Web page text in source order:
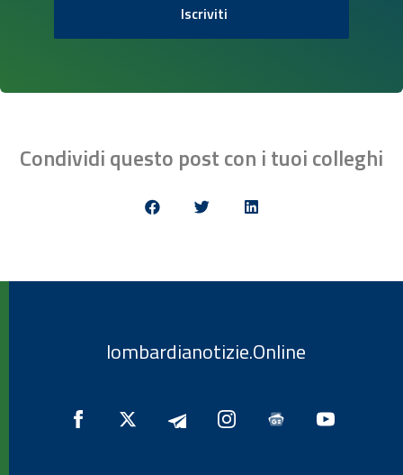
Iscriviti
Condividi questo post con i tuoi colleghi
lombardianotizie.Online